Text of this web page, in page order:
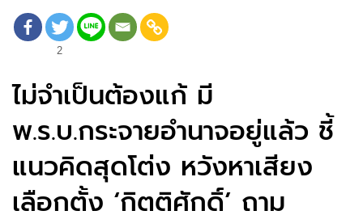
2
ไม่จำเป็นต้องแก้ มี
พ.ร.บ.กระจายอำนาจอยู่แล้ว ชี้
แนวคิดสุดโต่ง หวังหาเสียง
เลือกตั้ง ‘กิตติศักดิ์’ ถาม